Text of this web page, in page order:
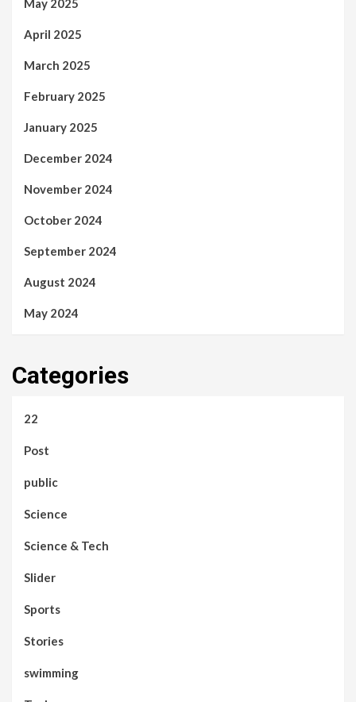
May 2025
April 2025
March 2025
February 2025
January 2025
December 2024
November 2024
October 2024
September 2024
August 2024
May 2024
Categories
22
Post
public
Science
Science & Tech
Slider
Sports
Stories
swimming